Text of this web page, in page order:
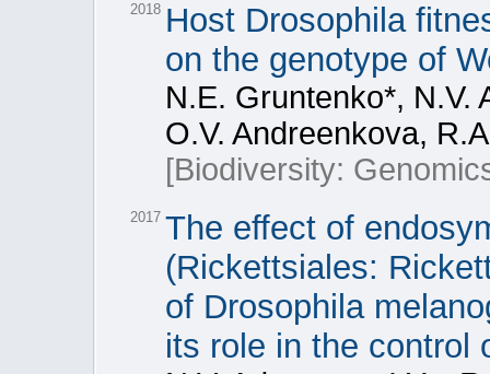
2018 Host Drosophila
on the genotype of
N.Е. Gruntenko*, N.V.
O.V. Andreenkova,
[Biodiversity:
2017 The effect of
(Rickettsiales:
of Drosophila
its role in the control